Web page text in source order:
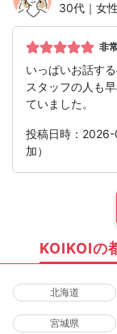
30代｜女性
非
いっぱいお話す
スタッフの人も
ていました。
投稿日時：
加）
KOIKOIの
北海道
宮城県